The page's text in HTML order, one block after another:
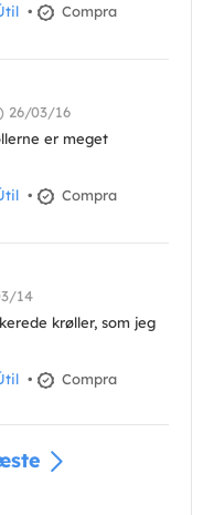
•
Compra
26/03/16
er meget
•
Compra
14
krøller, som jeg
•
Compra